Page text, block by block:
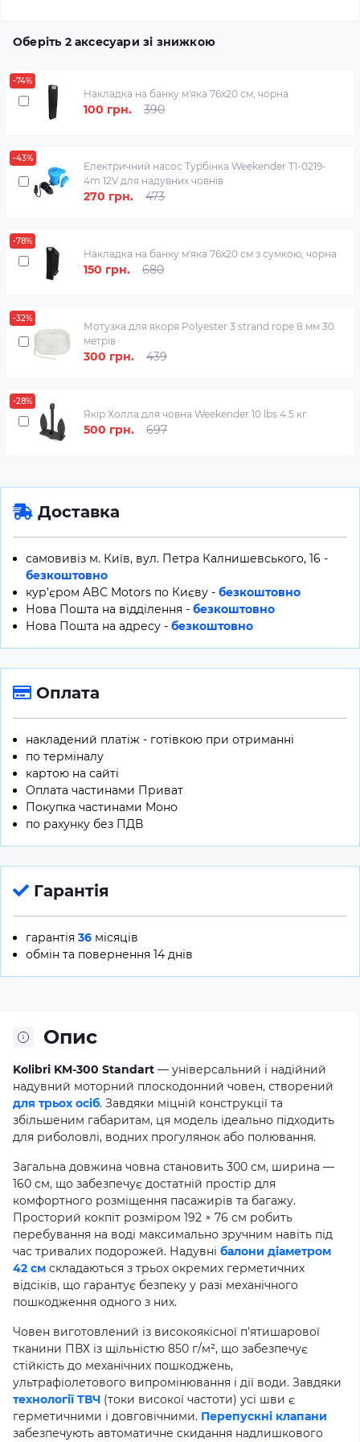
Оберіть 2 аксесуари зі знижкою
-74%
Накладка на банку м'яка 76х20 см, чорна
100 грн. 390
-43%
Електричний насос Турбінка Weekender T1-0219-
4m 12V для надувних човнів
270 грн. 473
-78%
Накладка на банку м'яка 76х20 см з сумкою, чорна
150 грн. 680
-32%
Мотузка для якоря Polyester 3 strand rope 8 мм 30
метрів
300 грн. 439
-28%
Якір Холла для човна Weekender 10 lbs 4.5 кг
500 грн. 697
Доставка
самовивіз м. Київ, вул. Петра Калнишевського, 16 -
безкоштовно
кур’єром ABC Motors по Києву - безкоштовно
Нова Пошта на відділення - безкоштовно
Нова Пошта на адресу - безкоштовно
Оплата
накладений платіж - готівкою при отриманні
по терміналу
картою на сайті
Оплата частинами Приват
Покупка частинами Моно
по рахунку без ПДВ
Гарантія
гарантія 36 місяців
обмін та повернення 14 днів
Опис
Kolibri KM-300 Standart — універсальний і надійний
надувний моторний плоскодонний човен, створений
для трьох осіб. Завдяки міцній конструкції та
збільшеним габаритам, ця модель ідеально підходить
для риболовлі, водних прогулянок або полювання.
Загальна довжина човна становить 300 см, ширина —
160 см, що забезпечує достатній простір для
комфортного розміщення пасажирів та багажу.
Просторий кокпіт розміром 192 × 76 см робить
перебування на воді максимально зручним навіть під
час тривалих подорожей. Надувні балони діаметром
42 см складаються з трьох окремих герметичних
відсіків, що гарантує безпеку у разі механічного
пошкодження одного з них.
Човен виготовлений із високоякісної п'ятишарової
тканини ПВХ із щільністю 850 г/м², що забезпечує
стійкість до механічних пошкоджень,
ультрафіолетового випромінювання і дії води. Завдяки
технології ТВЧ (токи високої частоти) усі шви є
герметичними і довговічними. Перепускні клапани
забезпечують автоматичне скидання надлишкового